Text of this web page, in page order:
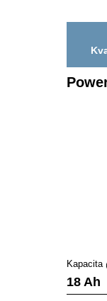
Kapacita
18 Ah